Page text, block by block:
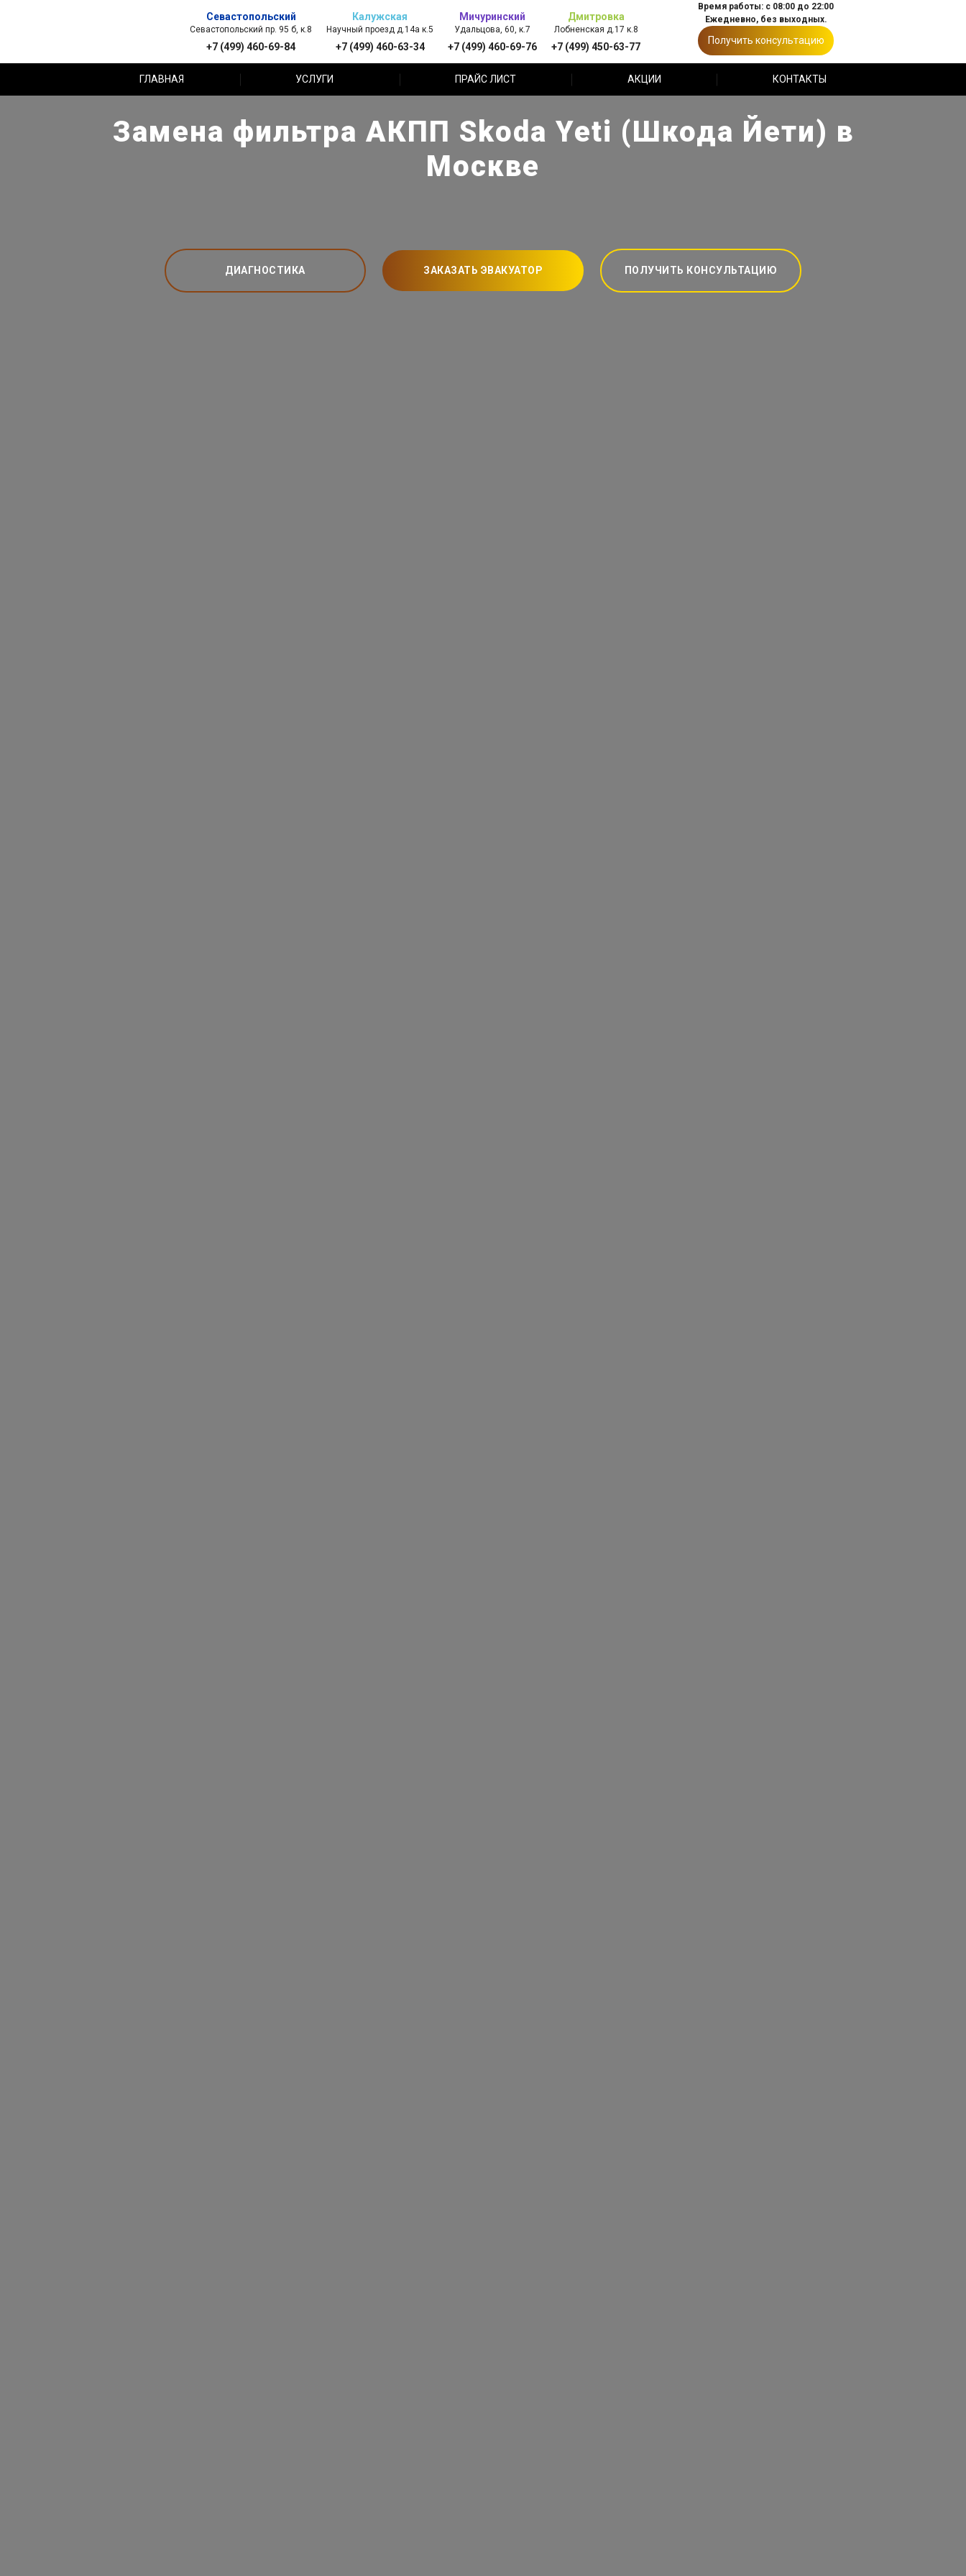
Севастопольский
Севастопольский пр. 95 б, к.8
+7 (499) 460-69-84
Калужская
Научный проезд д.14а к.5
+7 (499) 460-63-34
Мичуринский
Удальцова, 60, к.7
+7 (499) 460-69-76
Дмитровка
Лобненская д.17 к.8
+7 (499) 450-63-77
Время работы: с 08:00 до 22:00
Ежедневно, без выходных.
Получить консультацию
ГЛАВНАЯ УСЛУГИ ПРАЙС ЛИСТ АКЦИИ КОНТАКТЫ
Замена фильтра АКПП Skoda Yeti (Шкода Йети) в
Москве
ДИАГНОСТИКА ЗАКАЗАТЬ ЭВАКУАТОР ПОЛУЧИТЬ КОНСУЛЬТАЦИЮ